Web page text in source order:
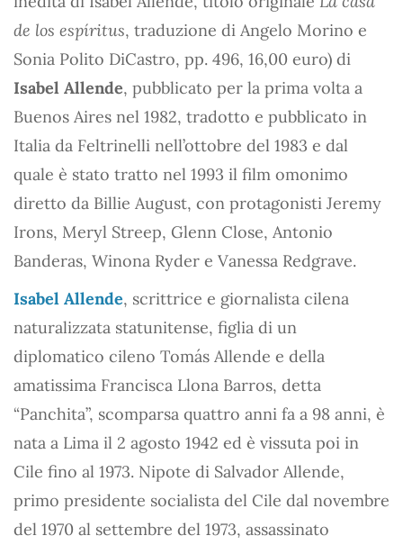
de los espíritus, traduzione di Angelo Morino e
Sonia Polito DiCastro, pp. 496, 16,00 euro) di
Isabel Allende, pubblicato per la prima volta a
Buenos Aires nel 1982, tradotto e pubblicato in
Italia da Feltrinelli nell’ottobre del 1983 e dal
quale è stato tratto nel 1993 il film omonimo
diretto da Billie August, con protagonisti Jeremy
Irons, Meryl Streep, Glenn Close, Antonio
Banderas, Winona Ryder e Vanessa Redgrave.
Isabel Allende, scrittrice e giornalista cilena
naturalizzata statunitense, figlia di un
diplomatico cileno Tomás Allende e della
amatissima Francisca Llona Barros, detta
“Panchita”, scomparsa quattro anni fa a 98 anni, è
nata a Lima il 2 agosto 1942 ed è vissuta poi in
Cile fino al 1973. Nipote di Salvador Allende,
primo presidente socialista del Cile dal novembre
del 1970 al settembre del 1973, assassinato